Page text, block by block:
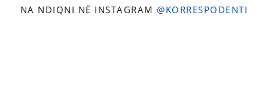
NA NDIQNI NË INSTAGRAM @KORRESPODENTI